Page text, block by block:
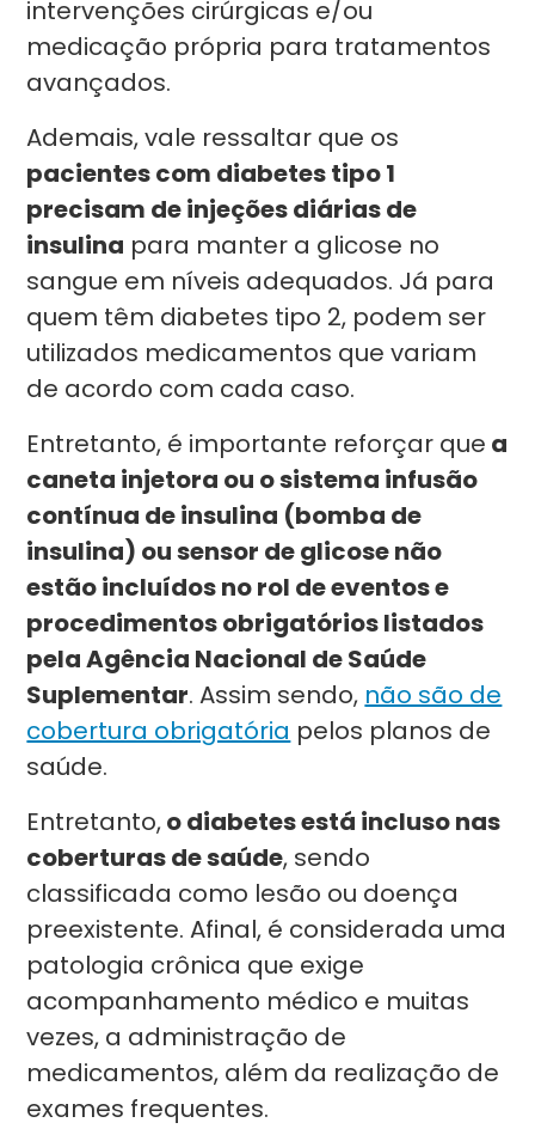
intervenções cirúrgicas e/ou
medicação própria para tratamentos
avançados.
Ademais, vale ressaltar que os
pacientes com diabetes tipo 1
precisam de injeções diárias de
insulina para manter a glicose no
sangue em níveis adequados. Já para
quem têm diabetes tipo 2, podem ser
utilizados medicamentos que variam
de acordo com cada caso.
Entretanto, é importante reforçar que a
caneta injetora ou o sistema infusão
contínua de insulina (bomba de
insulina) ou sensor de glicose não
estão incluídos no rol de eventos e
procedimentos obrigatórios listados
pela Agência Nacional de Saúde
Suplementar. Assim sendo, não são de
cobertura obrigatória pelos planos de
saúde.
Entretanto,o diabetes está incluso nas
coberturas de saúde, sendo
classificada como lesão ou doença
preexistente. Afinal, é considerada uma
patologia crônica que exige
acompanhamento médico e muitas
vezes, a administração de
medicamentos, além da realização de
exames frequentes.